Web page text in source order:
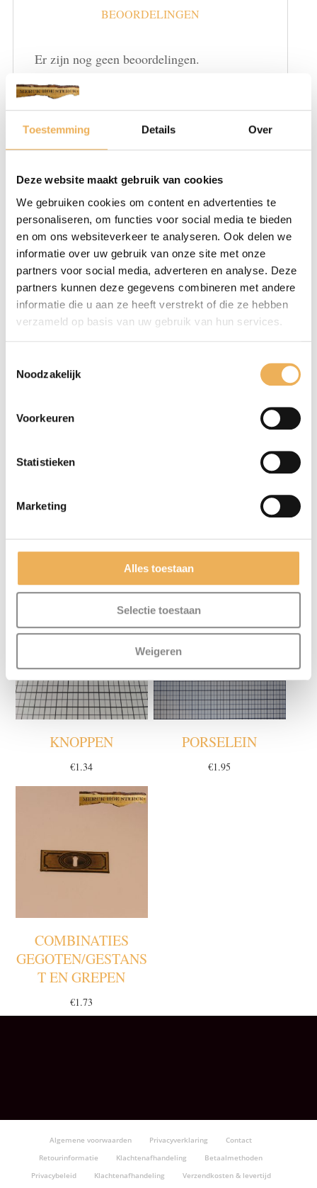
Toestemming Details Over
Deze website maakt gebruik van cookies
We gebruiken cookies om content en advertenties te
personaliseren, om functies voor social media te bieden
en om ons websiteverkeer te analyseren. Ook delen we
informatie over uw gebruik van onze site met onze
partners voor social media, adverteren en analyse. Deze
partners kunnen deze gegevens combineren met andere
informatie die u aan ze heeft verstrekt of die ze hebben
verzameld op basis van uw gebruik van hun services.
Noodzakelijk
Voorkeuren
Statistieken
Marketing
Alles toestaan
Selectie toestaan
Weigeren
BEOORDELINGEN
Er zijn nog geen beoordelingen.
Je e-mailadres wordt niet gepubliceerd.
Vereiste velden zijn gemarkeerd met*
Je waardering*
Mijn naam, e-mail en site opslaan in
ik een reactie plaats.
GERELATEERDE PRODUCTEN
KNOPPEN
€1.34
PORSELEIN
€1.95
COMBINATIES
GEGOTEN/GESTANS
T EN GREPEN
€1.73
Algemene voorwaarden Privacyverklaring
Contact
Retourinformatie
Klachtenafhandeling
Betaalmethoden
Privacybeleid
Klachtenafhandeling
Verzendkosten & levertijd